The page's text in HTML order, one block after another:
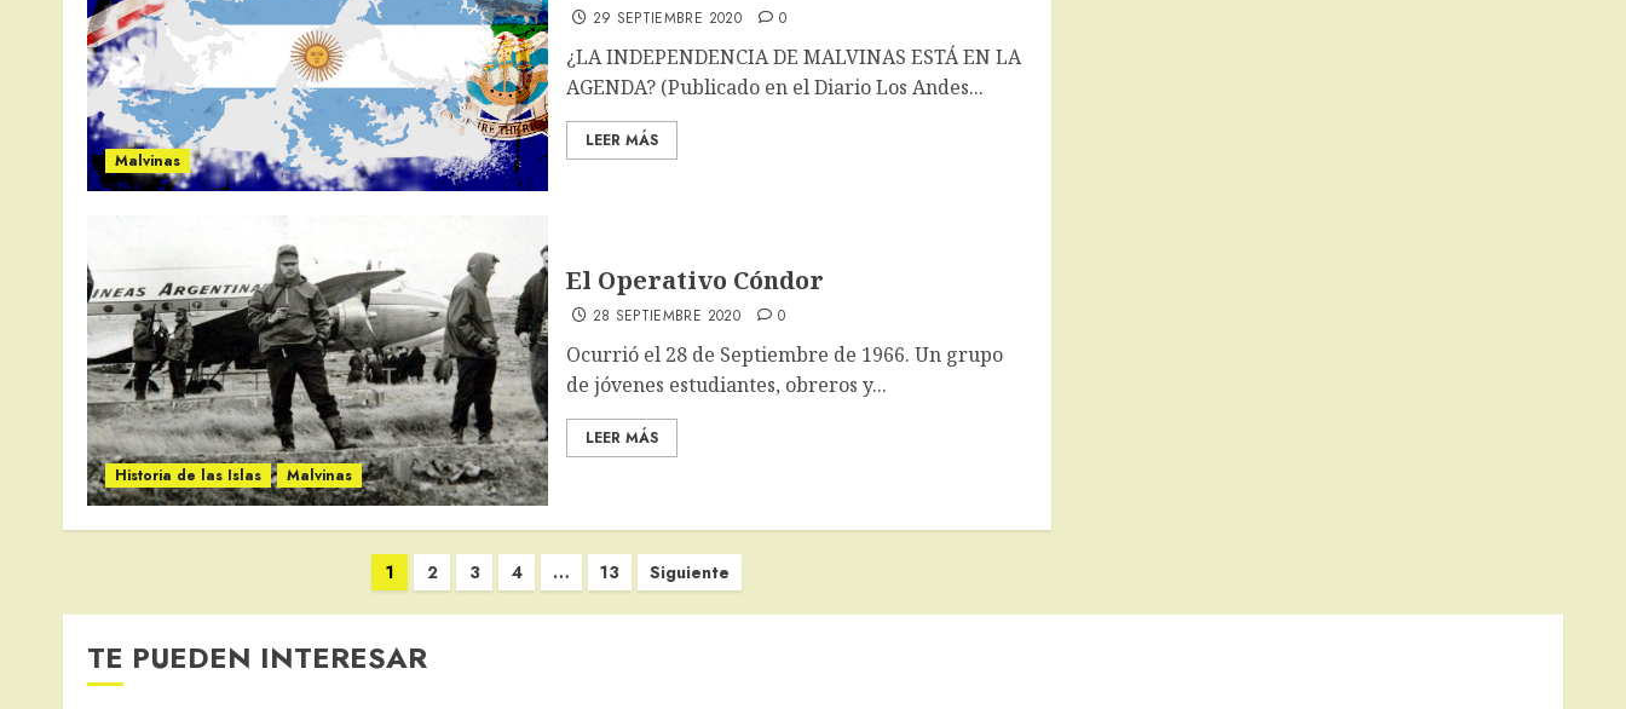
Malvinas
29 SEPTIEMBRE 2020 0
¿LA INDEPENDENCIA DE MALVINAS ESTÁ EN LA
AGENDA? (Publicado en el Diario Los Andes...
LEER MÁS
Historia de las Islas Malvinas
El Operativo Cóndor
28 SEPTIEMBRE 2020 0
Ocurrió el 28 de Septiembre de 1966. Un grupo
de jóvenes estudiantes, obreros y...
LEER MÁS
de
entradas
1 2 3 4 … 13 Siguiente
TE PUEDEN INTERESAR